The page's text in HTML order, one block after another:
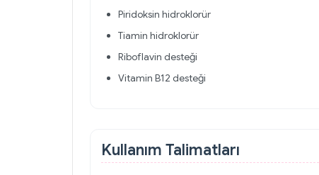
Piridoksin hidroklorür
Tiamin hidroklorür
Riboflavin desteği
Vitamin B12 desteği
Kullanım Talimatları